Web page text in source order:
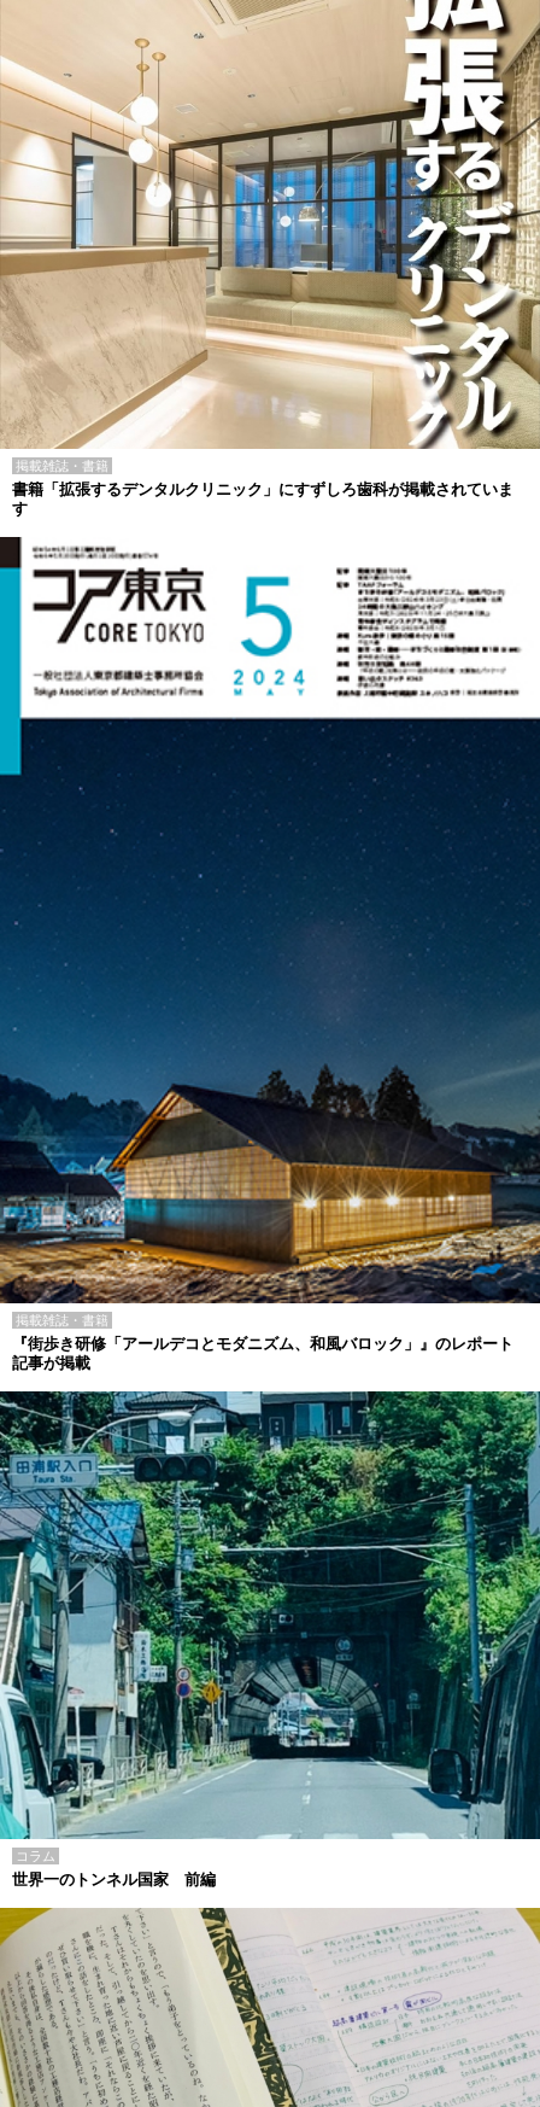
掲載雑誌・書籍
書籍「拡張するデンタルクリニック」にすずしろ歯科が掲載されていま
す
掲載雑誌・書籍
『街歩き研修「アールデコとモダニズム、和風バロック」』のレポート
記事が掲載
コラム
世界一のトンネル国家 前編